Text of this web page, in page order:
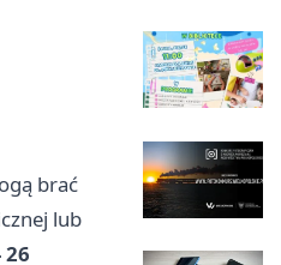
brać
lub